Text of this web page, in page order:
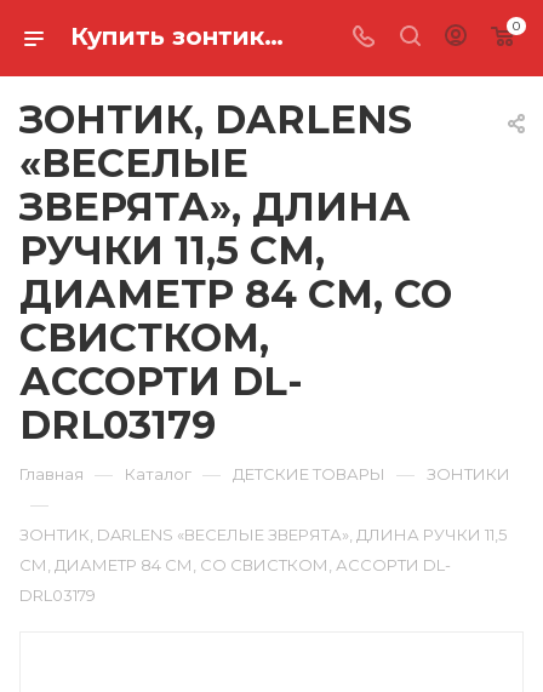
Купить зонтик, darlens «веселые зверята», длина ручки 11,5 см, диаметр 84 см, со свистком, ассорти DL-DRL03179 в Ростове-на-Дону 0
ЗОНТИК, DARLENS
«ВЕСЕЛЫЕ
ЗВЕРЯТА», ДЛИНА
РУЧКИ 11,5 СМ,
ДИАМЕТР 84 СМ, СО
СВИСТКОМ,
АССОРТИ DL-
DRL03179
Главная — Каталог — ДЕТСКИЕ ТОВАРЫ — ЗОНТИКИ
—
ЗОНТИК, DARLENS «ВЕСЕЛЫЕ ЗВЕРЯТА», ДЛИНА РУЧКИ 11,5
СМ, ДИАМЕТР 84 СМ, СО СВИСТКОМ, АССОРТИ DL-
DRL03179